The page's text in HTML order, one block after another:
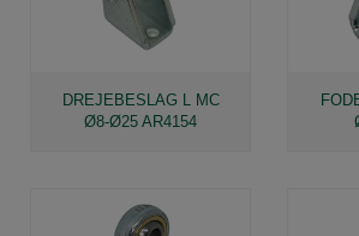
DREJEBESLAG L MC
Ø8-Ø25 AR4154